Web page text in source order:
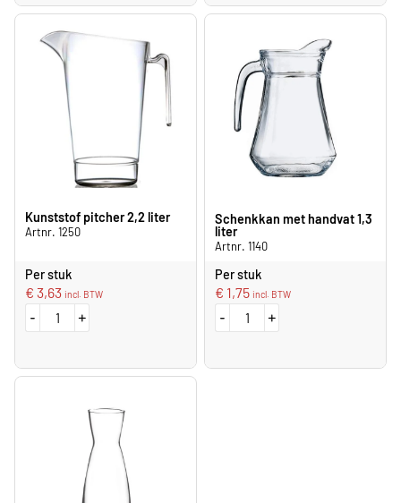
Kunststof pitcher 2,2 liter
Artnr. 1250
Per stuk
€ 3,63 incl. BTW
- +
Schenkkan met handvat 1,3
liter
Artnr. 1140
Per stuk
€ 1,75 incl. BTW
- +